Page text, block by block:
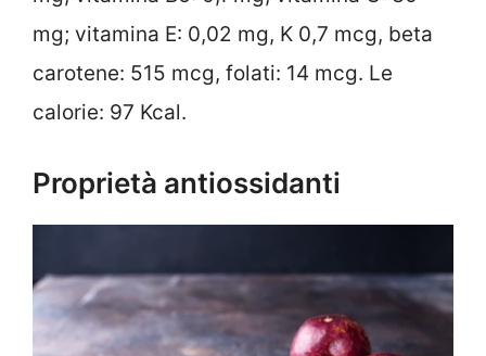
mg; vitamina E: 0,02 mg, K 0,7 mcg, beta
carotene: 515 mcg, folati: 14 mcg. Le
calorie: 97 Kcal.
Proprietà antiossidanti